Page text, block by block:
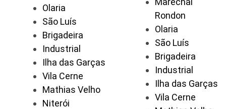
Olaria
São Luís
Brigadeira
Industrial
Ilha das Garças
Vila Cerne
Mathias Velho
Niterói
Rondon
Olaria
São Luís
Brigadeira
Industrial
Ilha das Garças
Vila Cerne